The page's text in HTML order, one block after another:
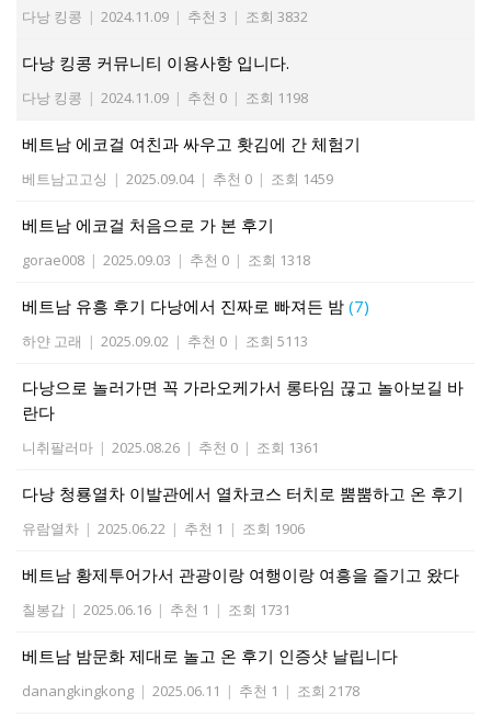
다낭 킹콩 | 2024.11.09 | 추천 3 | 조회 3832
다낭 킹콩 커뮤니티 이용사항 입니다.
다낭 킹콩 | 2024.11.09 | 추천 0 | 조회 1198
베트남 에코걸 여친과 싸우고 홧김에 간 체험기
베트남고고싱 | 2025.09.04 | 추천 0 | 조회 1459
베트남 에코걸 처음으로 가 본 후기
gorae008 | 2025.09.03 | 추천 0 | 조회 1318
베트남 유흥 후기 다낭에서 진짜로 빠져든 밤 (7)
하얀 고래 | 2025.09.02 | 추천 0 | 조회 5113
다낭으로 놀러가면 꼭 가라오케가서 롱타임 끊고 놀아보길 바
란다
니취팔러마 | 2025.08.26 | 추천 0 | 조회 1361
다낭 청룡열차 이발관에서 열차코스 터치로 뿜뿜하고 온 후기
유람열차 | 2025.06.22 | 추천 1 | 조회 1906
베트남 황제투어가서 관광이랑 여행이랑 여흥을 즐기고 왔다
칠봉갑 | 2025.06.16 | 추천 1 | 조회 1731
베트남 밤문화 제대로 놀고 온 후기 인증샷 날립니다
danangkingkong | 2025.06.11 | 추천 1 | 조회 2178